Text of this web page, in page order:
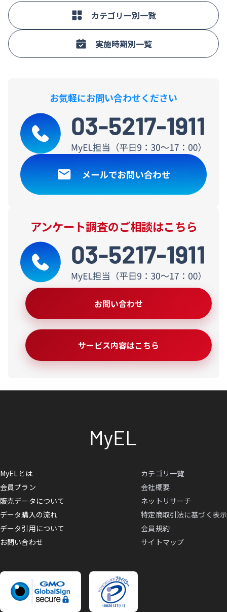
カテゴリー別一覧
実施時期別一覧
お気軽にお問い合わせください
アンケート調査のご相談はこちら
お問い合わせ
サービス内容はこちら
MyELとは
会員プラン
販売データについて
データ購入の流れ
データ引用について
お問い合わせ
カテゴリ一覧
会社概要
ネットリサーチ
特定商取引法に基づく表示
会員規約
サイトマップ